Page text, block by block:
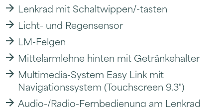
Lenkrad mit Schaltwippen/-tasten
Licht- und Regensensor
LM-Felgen
Mittelarmlehne hinten mit Getränkehalter
Multimedia-System Easy Link mit
Navigationssystem (Touchscreen 9.3")
Audio-/Radio-Fernbedienung am Lenkrad